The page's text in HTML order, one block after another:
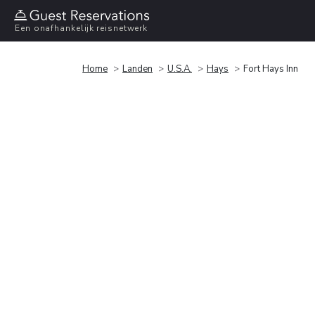
Een onafhankelijk reisnetwerk
Home Landen U.S.A. Hays Fort Hays Inn